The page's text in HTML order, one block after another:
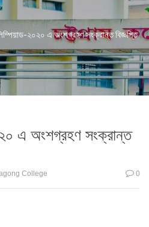
২০২০ এ অংশগ্রহণ সংক্রান্ত বিজ্ঞপ্তি
এ অংশগ্রহণ সংক্রান্ত
College 0